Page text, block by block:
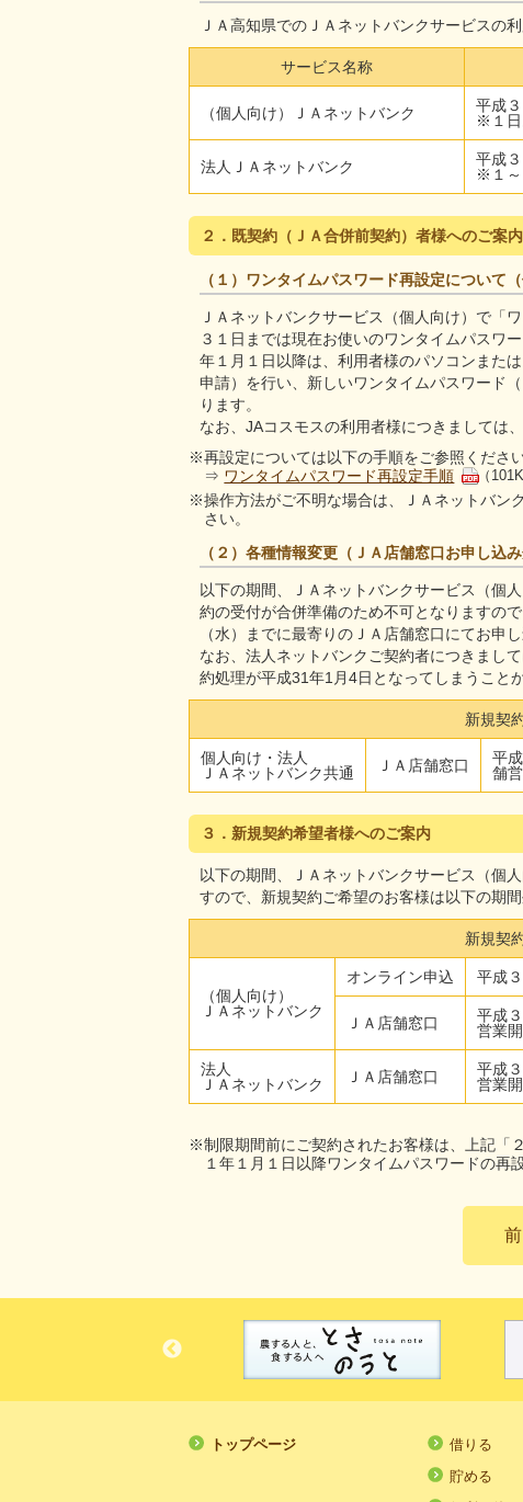
ＪＡ高知県でのＪＡネットバンクサービスの
サービス名称
（個人向け）ＪＡネットバンク
平成
※１日
法人ＪＡネットバンク
平成
※１～
２．既契約（ＪＡ合併前契約）者様へのご案内
（１）ワンタイムパスワード再設定について（
ＪＡネットバンクサービス（個人向け）で「
３１日までは現在お使いのワンタイムパスワ
年１月１日以降は、利用者様のパソコンまた
申請）を行い、新しいワンタイムパスワード
ります。
なお、JAコスモスの利用者様につきましては
※再設定については以下の手順をご参照ください
⇒ ワンタイムパスワード再設定手順 （
※操作方法がご不明な場合は、ＪＡネットバン
さい。
（２）各種情報変更（ＪＡ店舗窓口お申し込
以下の期間、ＪＡネットバンクサービス（個
約の受付が合併準備のため不可となりますの
（水）までに最寄りのＪＡ店舗窓口にてお申
なお、法人ネットバンクご契約者につきまし
約処理が平成31年1月4日となってしまうこと
新規契
個人向け・法人
ＪＡネットバンク共通
ＪＡ店舗窓口
平
舗
３．新規契約希望者様へのご案内
以下の期間、ＪＡネットバンクサービス（個
すので、新規契約ご希望のお客様は以下の期
新規契
（個人向け）
ＪＡネットバンク
オンライン申込 平成
ＪＡ店舗窓口
平成
営業
法人
ＪＡネットバンク
ＪＡ店舗窓口
平成
営業
※制限期間前にご契約されたお客様は、上記「
１年１月１日以降ワンタイムパスワードの再
トップページ
借りる
貯める